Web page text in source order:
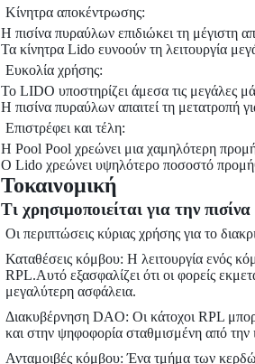
Κίνητρα αποκέντρωσης:
Η πισίνα πυραύλων επιδιώκει τη μέγιστη
Τα κίνητρα Lido ευνοούν τη λειτουργία
Ευκολία χρήσης:
Το LIDO υποστηρίζει άμεσα τις μεγάλες
Η πισίνα πυραύλων απαιτεί τη μετατροπή
Επιστρέφει και τέλη:
Η Pool Pool χρεώνει μια χαμηλότερη
Ο Lido χρεώνει υψηλότερο ποσοστό
Τοκαινομική
Τι χρησιμοποιείται για την
Οι περιπτώσεις κύριας χρήσης για το
Καταθέσεις κόμβου: Η λειτουργία ενός
RPL.Αυτό εξασφαλίζει ότι οι φορείς
μεγαλύτερη ασφάλεια.
Διακυβέρνηση DAO: Οι κάτοχοι RPL
και στην ψηφοφορία σταθμισμένη από την
Ανταμοιβές κόμβου: Ένα τμήμα των